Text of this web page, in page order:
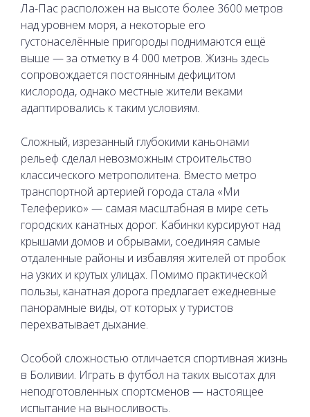
Ла-Пас расположен на высоте более 3600 метров
над уровнем моря, а некоторые его
густонаселённые пригороды поднимаются ещё
выше — за отметку в 4 000 метров. Жизнь здесь
сопровождается постоянным дефицитом
кислорода, однако местные жители веками
адаптировались к таким условиям.
Сложный, изрезанный глубокими каньонами
рельеф сделал невозможным строительство
классического метрополитена. Вместо метро
транспортной артерией города стала «Ми
Телеферико» — самая масштабная в мире сеть
городских канатных дорог. Кабинки курсируют над
крышами домов и обрывами, соединяя самые
отдаленные районы и избавляя жителей от пробок
на узких и крутых улицах. Помимо практической
пользы, канатная дорога предлагает ежедневные
панорамные виды, от которых у туристов
перехватывает дыхание.
Особой сложностью отличается спортивная жизнь
в Боливии. Играть в футбол на таких высотах для
неподготовленных спортсменов — настоящее
испытание на выносливость.